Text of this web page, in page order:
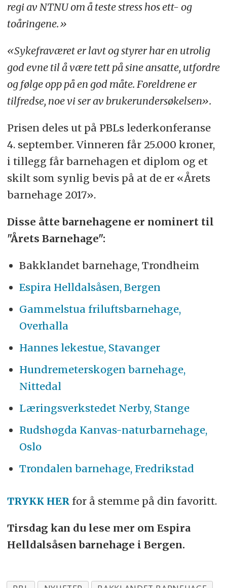
regi av NTNU om å teste stress hos ett- og
toåringene.»
«Sykefraværet er lavt og styrer har en utrolig
god evne til å være tett på sine ansatte, utfordre
og følge opp på en god måte. Foreldrene er
tilfredse, noe vi ser av brukerundersøkelsen».
Prisen deles ut på PBLs lederkonferanse
4. september. Vinneren får 25.000 kroner,
i tillegg får barnehagen et diplom og et
skilt som synlig bevis på at de er «Årets
barnehage 2017».
Disse åtte barnehagene er nominert til
"Årets Barnehage":
Bakklandet barnehage, Trondheim
Espira Helldalsåsen, Bergen
Gammelstua friluftsbarnehage,
Overhalla
Hannes lekestue, Stavanger
Hundremeterskogen barnehage,
Nittedal
Læringsverkstedet Nerby, Stange
Rudshøgda Kanvas-naturbarnehage,
Oslo
Trondalen barnehage, Fredrikstad
TRYKK HERfor å stemme på din favoritt.
Tirsdag kan du lese mer om Espira
Helldalsåsen barnehage i Bergen.